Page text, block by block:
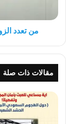
من تعدد
مقالات ذات صلة